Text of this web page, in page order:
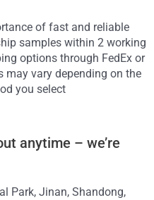
of fast and reliable
samples within 2 working
options through FedEx or
may vary depending on the
you select.
anytime – we’re
Park, Jinan, Shandong,